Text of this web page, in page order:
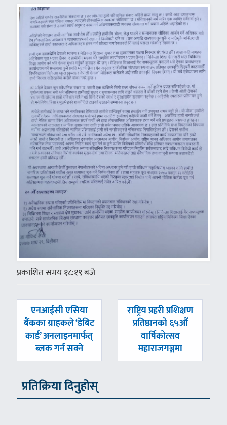
प्रकाशित समय १८:१९ बजे
पछिल्लाे
-
एनआईसी एसिया
बैंकका ग्राहकले ‘डेबिट
कार्ड’ अनलाइनमार्फत्
ब्लक गर्न सक्ने
अघिल्लाे
राष्ट्रिय प्रहरी प्रशिक्षण
प्रतिष्ठानको ६५औं
वार्षिकोत्सव
महाराजगञ्जमा
प्रतिक्रिया दिनुहोस्